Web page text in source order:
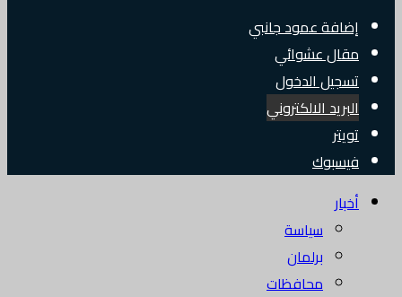
إضافة عمود جانبي
مقال عشوائي
تسجيل الدخول
البريد الالكتروني
تويتر
فيسبوك
أخبار
سياسة
برلمان
محافظات